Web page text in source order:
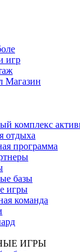
игр
Магазин
комплекс
отдыха
программа
базы
игры
команда
ИГРЫ